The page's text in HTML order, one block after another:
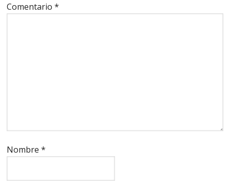
Comentario*
Nombre*